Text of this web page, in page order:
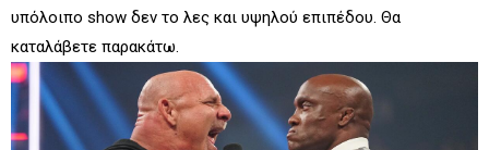
υπόλοιπο show δεν το λες και υψηλού επιπέδου. Θα
καταλάβετε παρακάτω.